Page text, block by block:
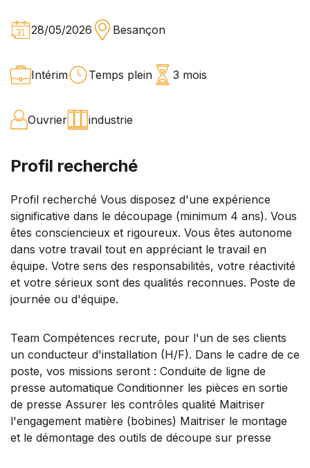
28/05/2026 Besançon
Intérim Temps plein 3 mois
Ouvrier industrie
Profil recherché
Profil recherché Vous disposez d'une expérience
significative dans le découpage (minimum 4 ans). Vous
êtes consciencieux et rigoureux. Vous êtes autonome
dans votre travail tout en appréciant le travail en
équipe. Votre sens des responsabilités, votre réactivité
et votre sérieux sont des qualités reconnues. Poste de
journée ou d'équipe.
Team Compétences recrute, pour l'un de ses clients
un conducteur d'installation (H/F). Dans le cadre de ce
poste, vos missions seront : Conduite de ligne de
presse automatique Conditionner les pièces en sortie
de presse Assurer les contrôles qualité Maitriser
l'engagement matière (bobines) Maitriser le montage
et le démontage des outils de découpe sur presse